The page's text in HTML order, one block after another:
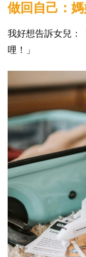
做回自己：
我好想告訴女兒：
哩！」